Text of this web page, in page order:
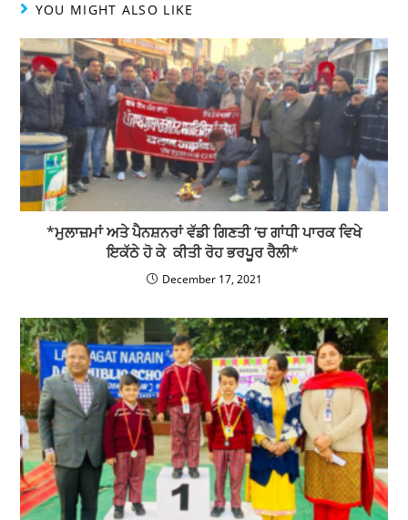
YOU MIGHT ALSO LIKE
*ਮੁਲਾਜ਼ਮਾਂ ਅਤੇ ਪੈਨਸ਼ਨਰਾਂ ਵੱਡੀ ਗਿਣਤੀ ‘ਚ ਗਾਂਧੀ ਪਾਰਕ ਵਿਖੇ
ਇਕੱਠੇ ਹੋ ਕੇ ਕੀਤੀ ਰੋਹ ਭਰਪੂਰ ਰੈਲੀ*
December 17, 2021